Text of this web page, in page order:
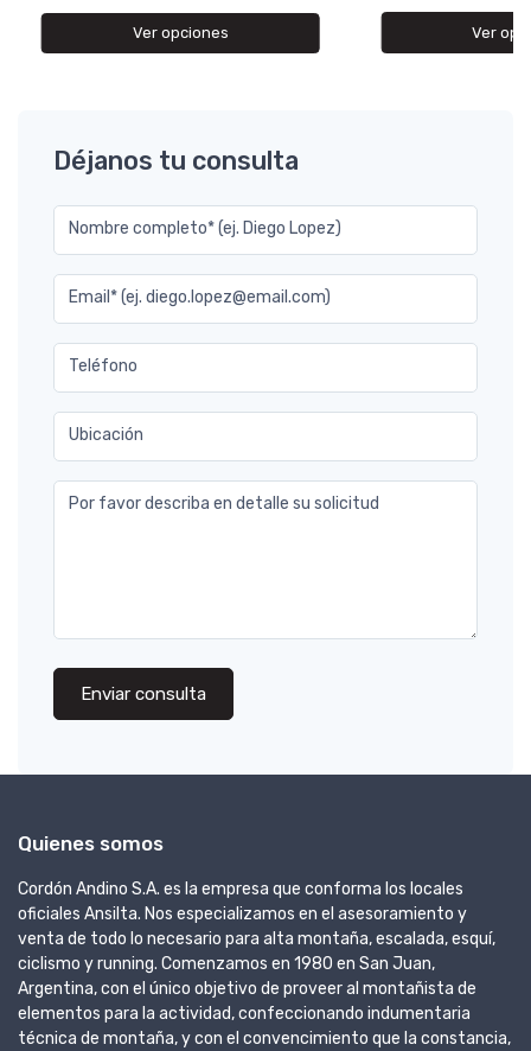
Ver opciones Ver
Déjanos tu consulta
Nombre completo* (ej. Diego Lopez)
Email* (ej. diego.lopez@email.com)
Teléfono
Ubicación
Por favor describa en detalle su solicitud
Enviar consulta
Quienes somos
Cordón Andino S.A. es la empresa que conforma los locales
oficiales Ansilta. Nos especializamos en el asesoramiento y
venta de todo lo necesario para alta montaña, escalada, esquí,
ciclismo y running. Comenzamos en 1980 en San Juan,
Argentina, con el único objetivo de proveer al montañista de
elementos para la actividad, confeccionando indumentaria
técnica de montaña, y con el convencimiento que la constancia,